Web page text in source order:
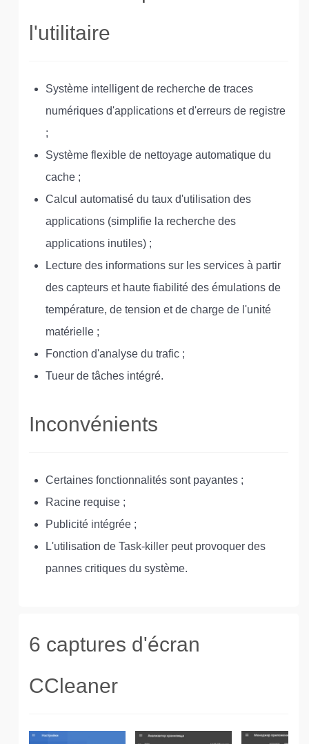
l'utilitaire
Système intelligent de recherche de traces
numériques d'applications et d'erreurs de registre
;
Système flexible de nettoyage automatique du
cache ;
Calcul automatisé du taux d'utilisation des
applications (simplifie la recherche des
applications inutiles) ;
Lecture des informations sur les services à partir
des capteurs et haute fiabilité des émulations de
température, de tension et de charge de l'unité
matérielle ;
Fonction d'analyse du trafic ;
Tueur de tâches intégré.
Inconvénients
Certaines fonctionnalités sont payantes ;
Racine requise ;
Publicité intégrée ;
L'utilisation de Task-killer peut provoquer des
pannes critiques du système.
6 captures d'écran
CCleaner